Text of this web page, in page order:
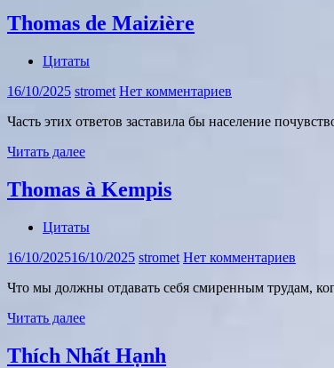
Thomas de Maizière
Цитаты
16/10/2025 stromet Нет комментариев
Часть этих ответов заставила бы население
Читать далее
Thomas à Kempis
Цитаты
16/10/202516/10/2025 stromet Нет комментариев
Что мы должны отдавать себя смиренным трудам,
Читать далее
Thích Nhất Hạnh